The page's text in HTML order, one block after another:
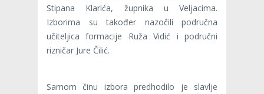
Stipana Klarića, župnika u Veljacima.
Izborima su također nazočili područna
učiteljica formacije Ruža Vidić i područni
rizničar Jure Čilić.
Samom činu izbora predhodilo je slavlje